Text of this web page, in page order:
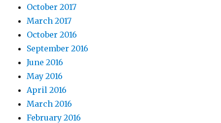
October 2017
March 2017
October 2016
September 2016
June 2016
May 2016
April 2016
March 2016
February 2016